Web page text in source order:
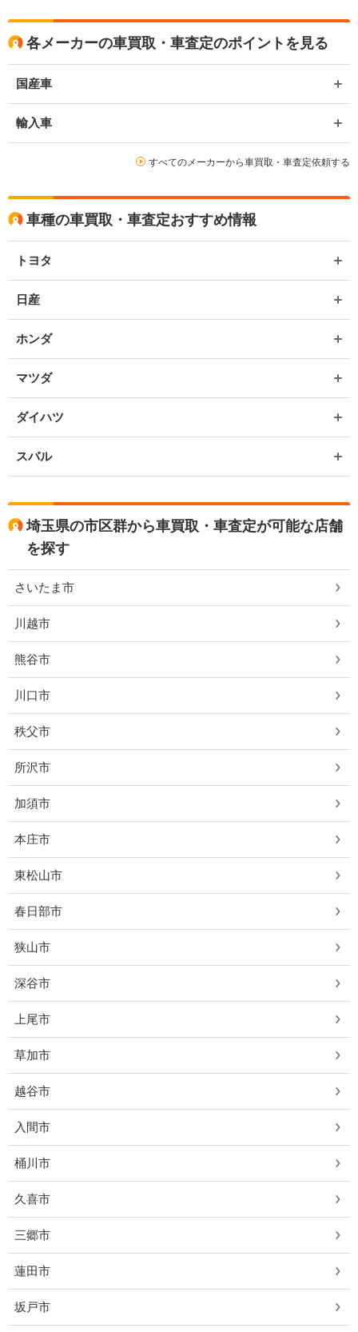
各メーカーの車買取・車査定のポイントを見る
国産車
輸入車
すべてのメーカーから車買取・車査定依頼する
車種の車買取・車査定おすすめ情報
トヨタ
日産
ホンダ
マツダ
ダイハツ
スバル
埼玉県の市区群から車買取・車査定が可能な店舗
を探す
さいたま市
川越市
熊谷市
川口市
秩父市
所沢市
加須市
本庄市
東松山市
春日部市
狭山市
深谷市
上尾市
草加市
越谷市
入間市
桶川市
久喜市
三郷市
蓮田市
坂戸市